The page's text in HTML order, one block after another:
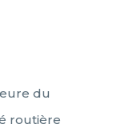
du
routière